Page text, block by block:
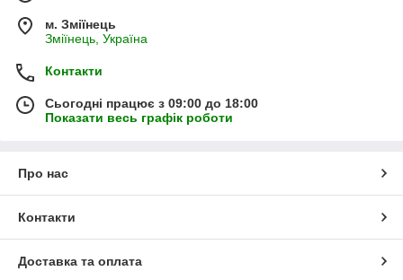
м. Зміїнець
Зміїнець, Україна
Контакти
Сьогодні працює з 09:00 до 18:00
Показати весь графік роботи
Про нас
Контакти
Доставка та оплата